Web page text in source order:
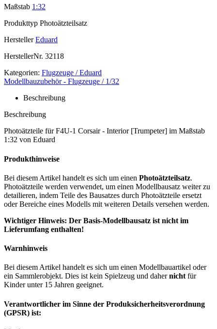
Maßstab 1:32
Produkttyp Photoätzteilsatz
Hersteller Eduard
HerstellerNr. 32118
Kategorien: Flugzeuge / Eduard
Modellbauzubehör - Flugzeuge / 1/32
Beschreibung
Beschreibung
Photoätzteile für F4U-1 Corsair - Interior [Trumpeter] im Maßstab
1:32 von Eduard
Produkthinweise
Bei diesem Artikel handelt es sich um einen Photoätzteilsatz.
Photoätzteile werden verwendet, um einen Modellbausatz weiter zu
detailieren, indem Teile des Bausatzes durch Photoätzteile ersetzt
oder Bereiche eines Modells mit weiteren Details versehen werden.
Wichtiger Hinweis: Der Basis-Modellbausatz ist nicht im
Lieferumfang enthalten!
Warnhinweis
Bei diesem Artikel handelt es sich um einen Modellbauartikel oder
ein Sammlerobjekt. Dies ist kein Spielzeug und dahernicht für
Kinder unter 15 Jahren geeignet.
Verantwortlicher im Sinne der Produksicherheitsverordnung
(GPSR) ist: